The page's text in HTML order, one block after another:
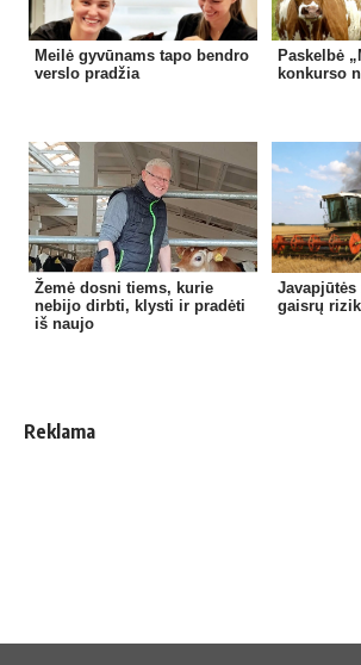
Meilė gyvūnams tapo bendro
verslo pradžia
Paskelbė
konkurso
Žemė dosni tiems, kurie
nebijo dirbti, klysti ir pradėti
iš naujo
Javapjūtės
gaisrų
Reklama